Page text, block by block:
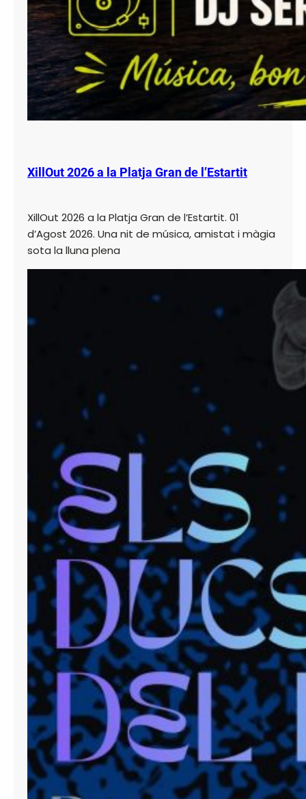
XillOut 2026 a la Platja Gran de l’Estartit
XillOut 2026 a la Platja Gran de l’Estartit. 01
d’Agost 2026. Una nit de música, amistat i màgia
sota la lluna plena